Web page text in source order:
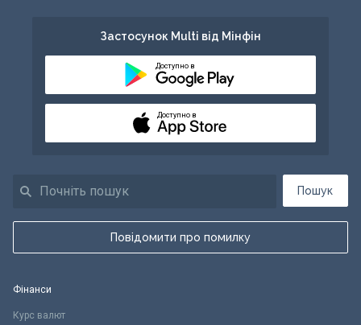
Пошук
Повідомити про помилку
Застосунок Multi від Мінфін
Доступно в
Доступно в
Фінанси
Курс валют